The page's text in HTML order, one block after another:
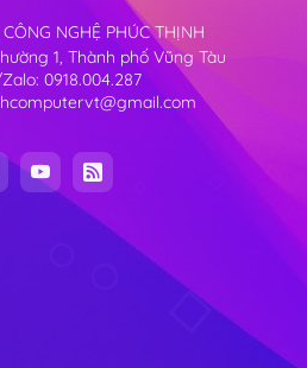
NGHỆ PHÚC THỊNH
1, Thành phố Vũng Tàu
0918.004.287